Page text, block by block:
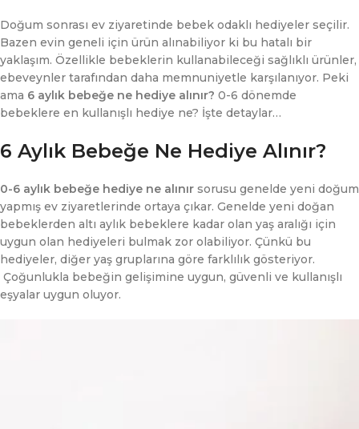
Doğum sonrası ev ziyaretinde bebek odaklı hediyeler seçilir.
Bazen evin geneli için ürün alınabiliyor ki bu hatalı bir
yaklaşım. Özellikle bebeklerin kullanabileceği sağlıklı ürünler,
ebeveynler tarafından daha memnuniyetle karşılanıyor. Peki
ama 6 aylık bebeğe ne hediye alınır? 0-6 dönemde
bebeklere en kullanışlı hediye ne? İşte detaylar…
6 Aylık Bebeğe Ne Hediye Alınır?
0-6 aylık bebeğe hediye ne alınır sorusu genelde yeni doğum
yapmış ev ziyaretlerinde ortaya çıkar. Genelde yeni doğan
bebeklerden altı aylık bebeklere kadar olan yaş aralığı için
uygun olan hediyeleri bulmak zor olabiliyor. Çünkü bu
hediyeler, diğer yaş gruplarına göre farklılık gösteriyor.
Çoğunlukla bebeğin gelişimine uygun, güvenli ve kullanışlı
eşyalar uygun oluyor.